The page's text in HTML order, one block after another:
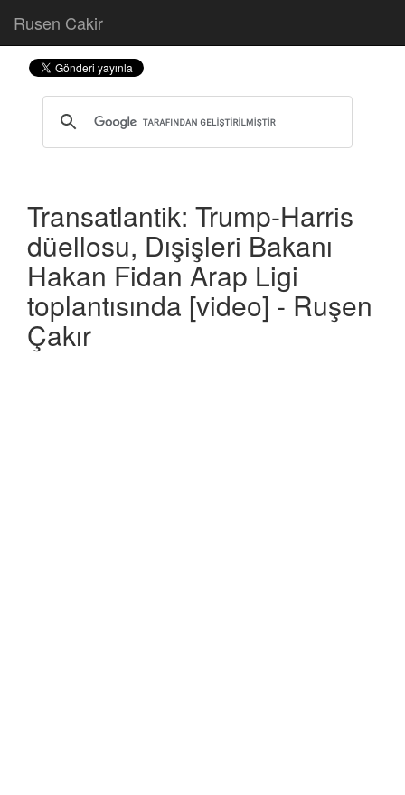
Rusen Cakir
Transatlantik: Trump-Harris
düellosu, Dışişleri Bakanı
Hakan Fidan Arap Ligi
toplantısında [video] - Ruşen
Çakır